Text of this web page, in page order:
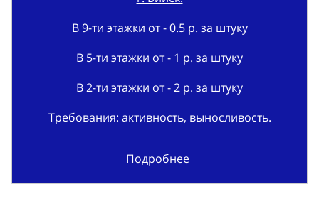
В 9-ти этажки от - 0.5 р. за штуку
В 5-ти этажки от - 1 р. за штуку
В 2-ти этажки от - 2 р. за штуку
Требования: активность, выносливость.
Подробнее